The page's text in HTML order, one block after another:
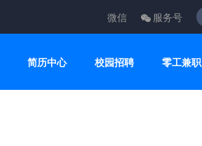
微信 服务号
简历中心 校园招聘 零工兼职